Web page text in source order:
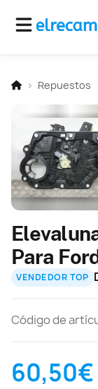
Repuestos
Para
VENDEDOR TOP
Código de
60,50€